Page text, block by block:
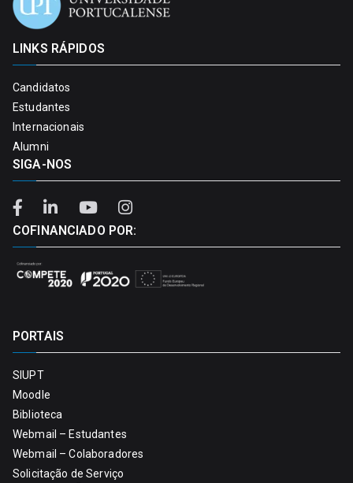
LINKS RÁPIDOS
Candidatos
Estudantes
Internacionais
Alumni
SIGA-NOS
COFINANCIADO POR:
PORTAIS
SIUPT
Moodle
Biblioteca
Webmail – Estudantes
Webmail – Colaboradores
Solicitação de Serviço